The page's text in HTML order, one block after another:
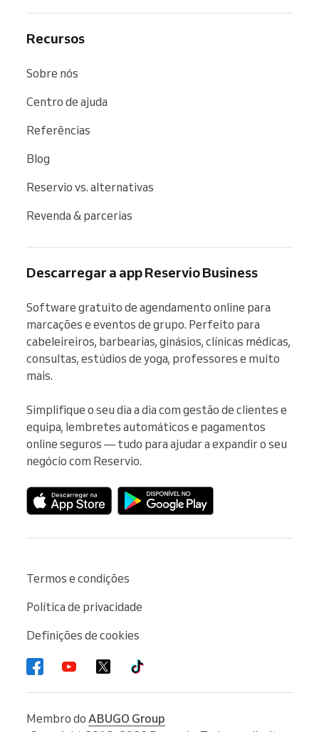
Recursos
Sobre nós
Centro de ajuda
Referências
Blog
Reservio vs. alternativas
Revenda & parcerias
Descarregar a app Reservio Business
Software gratuito de agendamento online para
marcações e eventos de grupo. Perfeito para
cabeleireiros, barbearias, ginásios, clínicas médicas,
consultas, estúdios de yoga, professores e muito
mais.
Simplifique o seu dia a dia com gestão de clientes e
equipa, lembretes automáticos e pagamentos
online seguros — tudo para ajudar a expandir o seu
negócio com Reservio.
Termos e condições
Política de privacidade
Definições de cookies
Membro do ABUGO Group